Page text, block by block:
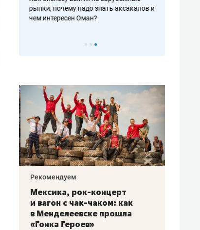
рынки, почему надо знать аксакалов и
чем интересен Оман?
Рекомендуем
Мексика, рок-концерт
и вагон с чак-чаком: как
в Менделеевске прошла
«Гонка Героев»